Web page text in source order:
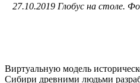
27.10.2019 Глобус на столе.
Виртуальную модель
Сибири древними людьми